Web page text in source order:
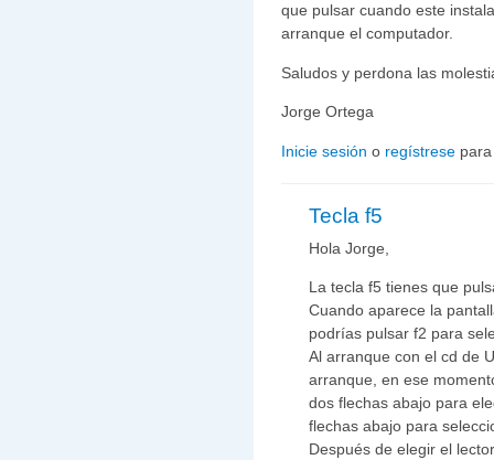
que pulsar cuando este
arranque el computador.
Saludos y perdona las
Jorge Ortega
Inicie sesión o regístrese
Tecla f5
Hola Jorge,
La tecla f5 tienes que
Cuando aparece la
podrías pulsar f2 para
Al arranque con el cd de
arranque, en ese
dos flechas abajo para
flechas abajo para
Después de elegir el